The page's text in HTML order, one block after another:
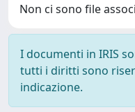
Non ci sono file
I documenti in IRIS
tutti i diritti sono
indicazione.